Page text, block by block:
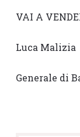
VAI A
Luca Malizia
Generale di